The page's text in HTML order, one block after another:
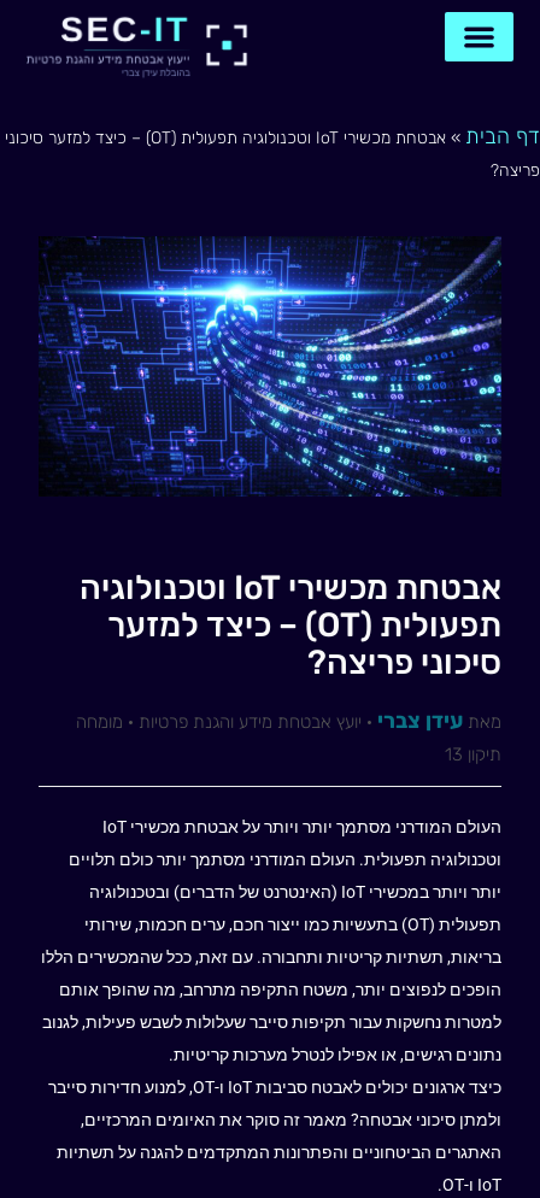
דילוג
דף הבית »
אבטחת מכשירי IoT וטכנולוגיה תפעולית (OT) – כיצד למזער סיכוני
פריצה?
אבטחת מכשירי IoT וטכנולוגיה
תפעולית (OT) – כיצד למזער
סיכוני פריצה?
מאת עידן צברי · יועץ אבטחת מידע והגנת פרטיות · מומחה
תיקון 13
העולם המודרני מסתמך יותר ויותר על אבטחת מכשירי IoT
וטכנולוגיה תפעולית. העולם המודרני מסתמך יותר כולם תלויים
יותר ויותר במכשירי IoT (האינטרנט של הדברים) ובטכנולוגיה
תפעולית (OT) בתעשיות כמו ייצור חכם, ערים חכמות, שירותי
בריאות, תשתיות קריטיות ותחבורה. עם זאת, ככל שהמכשירים הללו
הופכים לנפוצים יותר, משטח התקיפה מתרחב, מה שהופך אותם
למטרות נחשקות עבור תקיפות סייבר שעלולות לשבש פעילות, לגנוב
נתונים רגישים, או אפילו לנטרל מערכות קריטיות.
כיצד ארגונים יכולים לאבטח סביבות IoT ו-OT, למנוע חדירות סייבר
ולמתן סיכוני אבטחה? מאמר זה סוקר את האיומים המרכזיים,
האתגרים הביטחוניים והפתרונות המתקדמים להגנה על תשתיות
IoT ו-OT.